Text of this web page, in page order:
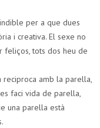
per a que dues
i creativa. El sexe no
feliços, tots dos heu de
reciproca amb la parella,
faci vida de parella,
una parella està